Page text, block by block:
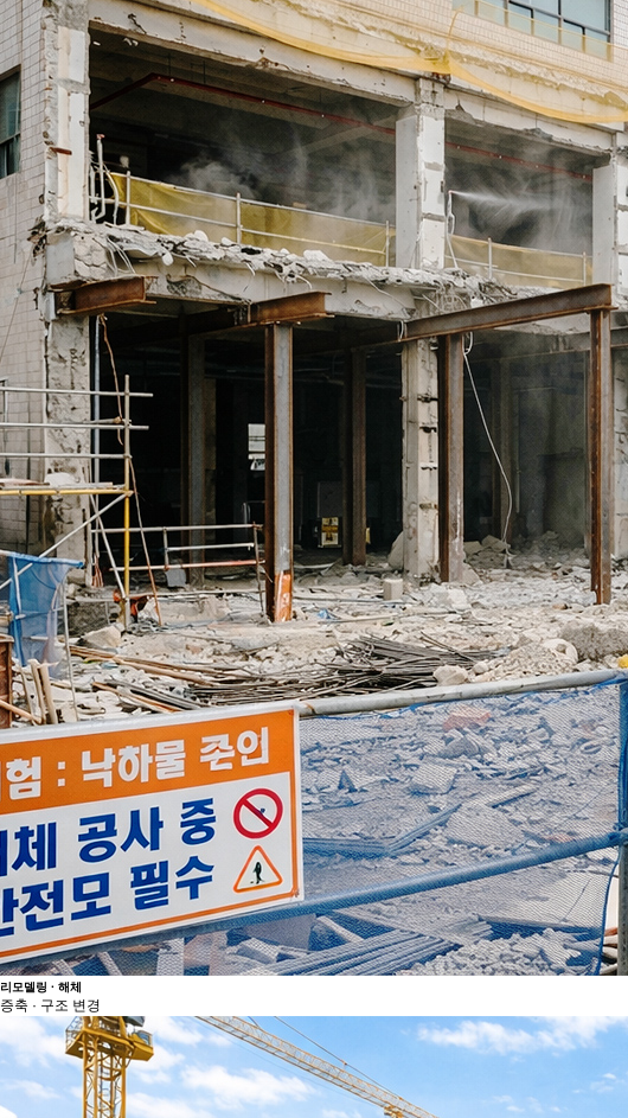
리모델링 · 해체
증축 · 구조 변경